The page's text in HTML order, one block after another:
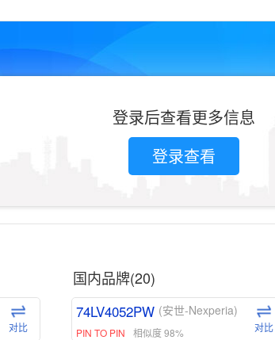
登录后查看更多信息
登录查看
对比
国内品牌(20)
74LV4052PW (安世-Nexperia)
PIN TO PIN 相似度 98% 对比